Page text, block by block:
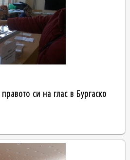
си на глас в Бургаско